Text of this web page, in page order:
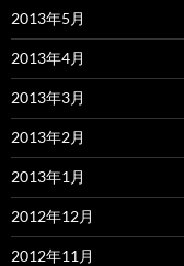
2013年5月
2013年4月
2013年3月
2013年2月
2013年1月
2012年12月
2012年11月